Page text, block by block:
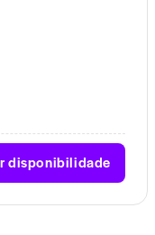
disponibilidade